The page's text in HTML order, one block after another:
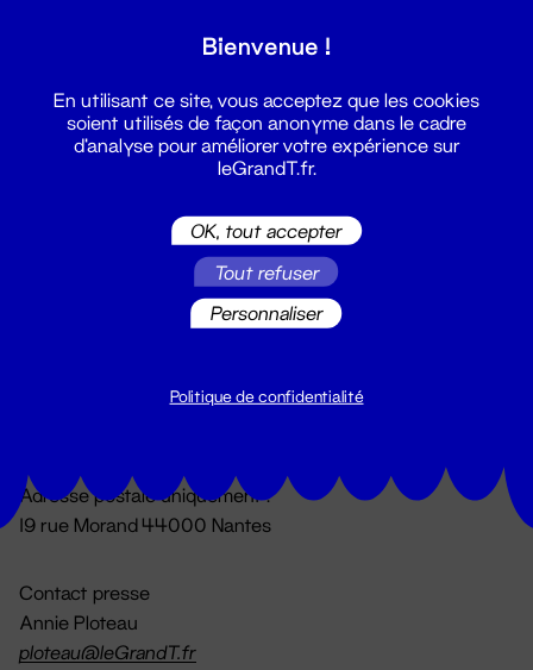
Du lundi au vendredi 14h → 18h
Adresse postale uniquement :
19 rue Morand 44000 Nantes
Contact presse
Annie Ploteau
ploteau@leGrandT.fr
Bienvenue !
En utilisant ce site, vous acceptez que les cookies
soient utilisés de façon anonyme dans le cadre
d'analyse pour améliorer votre expérience sur
leGrandT.fr.
OK, tout accepter
Tout refuser
Personnaliser
Politique de confidentialité